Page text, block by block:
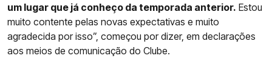
um lugar que já conheço da temporada anterior. Estou
muito contente pelas novas expectativas e muito
agradecida por isso”, começou por dizer, em declarações
aos meios de comunicação do Clube.